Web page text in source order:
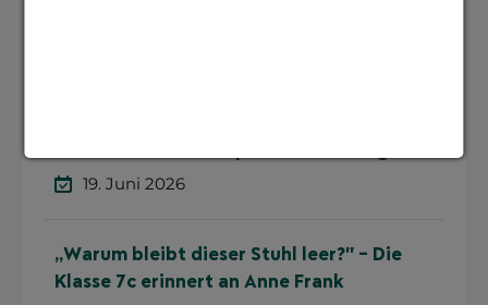
19. Juni 2026
„Warum bleibt dieser Stuhl leer?" – Die
Klasse 7c erinnert an Anne Frank